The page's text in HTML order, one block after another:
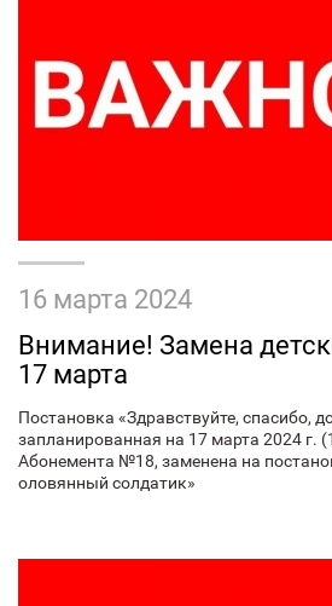
16 марта 2024
Внимание! Замена
17 марта
Постановка «Здравствуйте, спасибо,
запланированная на 17 марта 2024 г.
Абонемента №18, заменена на
оловянный солдатик»